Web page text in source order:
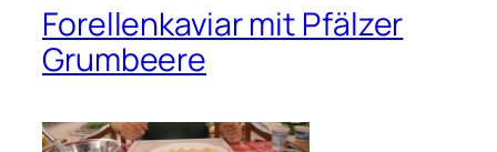
Forellenkaviar mit Pfälzer
Grumbeere